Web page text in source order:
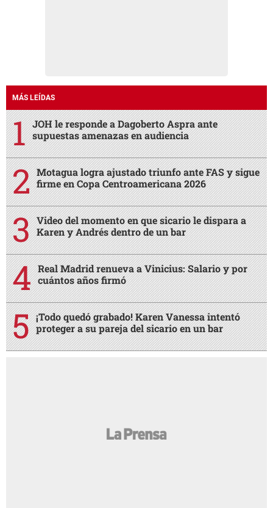
MÁS LEÍDAS
JOH le responde a Dagoberto Aspra ante
supuestas amenazas en audiencia
Motagua logra ajustado triunfo ante FAS y sigue
firme en Copa Centroamericana 2026
Video del momento en que sicario le dispara a
Karen y Andrés dentro de un bar
Real Madrid renueva a Vinicius: Salario y por
cuántos años firmó
¡Todo quedó grabado! Karen Vanessa intentó
proteger a su pareja del sicario en un bar